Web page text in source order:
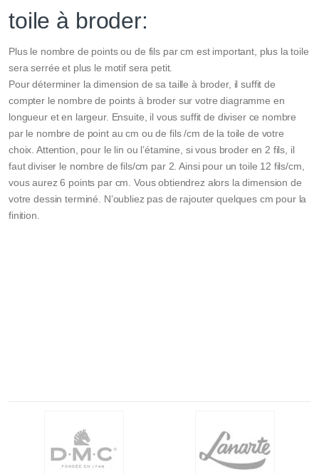
toile à broder:
Plus le nombre de points ou de fils par cm est important, plus la toile
sera serrée et plus le motif sera petit.
Pour déterminer la dimension de sa taille à broder, il suffit de
compter le nombre de points à broder sur votre diagramme en
longueur et en largeur. Ensuite, il vous suffit de diviser ce nombre
par le nombre de point au cm ou de fils /cm de la toile de votre
choix. Attention, pour le lin ou l’étamine, si vous broder en 2 fils, il
faut diviser le nombre de fils/cm par 2. Ainsi pour un toile 12 fils/cm,
vous aurez 6 points par cm. Vous obtiendrez alors la dimension de
votre dessin terminé. N’oubliez pas de rajouter quelques cm pour la
finition.